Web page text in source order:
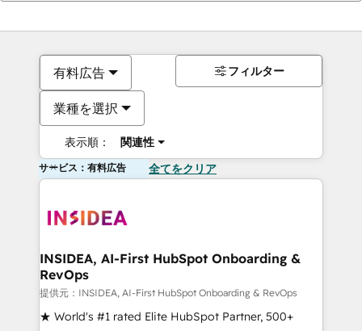
有料広告
業種を選択
表示順： 関連性
フィルター
サービス：有料広告 全てをクリア
INSIDEA, AI-First HubSpot Onboarding &
RevOps
提供元：INSIDEA, AI-First HubSpot Onboarding & RevOps
★ World's #1 rated Elite HubSpot Partner, 500+